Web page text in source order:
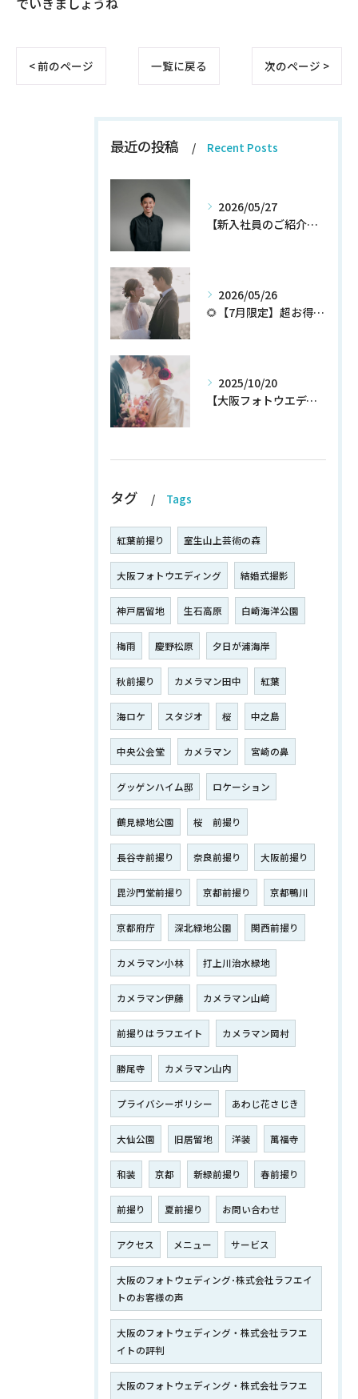
< 前のページ 一覧に戻る 次のページ >
最近の投稿 Recent Posts
2026/05/27
【新入社員のご紹介】期待の新人！和田翔午JOIN!
2026/05/26
🌻【7月限定】超お得なウェディングフォトプランが登場✨
2025/10/20
【大阪フォトウエディング】秋プラン新登場！！！！いち早くチェック！
タグ Tags
紅葉前撮り 室生山上芸術の森
大阪フォトウエディング 結婚式撮影
神戸居留地 生石高原 白崎海洋公園
梅雨 慶野松原 夕日が浦海岸
秋前撮り カメラマン田中 紅葉
海ロケ スタジオ 桜 中之島
中央公会堂 カメラマン 宮崎の鼻
グッゲンハイム邸 ロケーション
鶴見緑地公園 桜 前撮り
長谷寺前撮り 奈良前撮り 大阪前撮り
毘沙門堂前撮り 京都前撮り 京都鴨川
京都府庁 深北緑地公園 関西前撮り
カメラマン小林 打上川治水緑地
カメラマン伊藤 カメラマン山﨑
前撮りはラフエイト カメラマン岡村
勝尾寺 カメラマン山内
プライバシーポリシー あわじ花さじき
大仙公園 旧居留地 洋装 萬福寺
和装 京都 新緑前撮り 春前撮り
前撮り 夏前撮り お問い合わせ
アクセス メニュー サービス
大阪のフォトウェディング･株式会社ラフエイ
トのお客様の声
大阪のフォトウェディング・株式会社ラフエ
イトの評判
大阪のフォトウェディング・株式会社ラフエ